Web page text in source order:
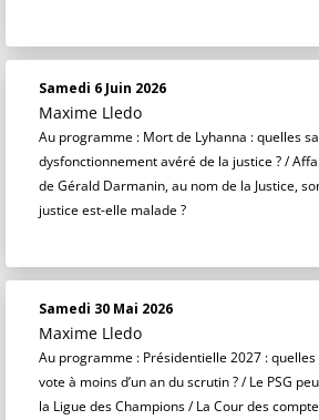
Samedi 6 Juin 2026
Maxime Lledo
Au programme : Mort de Lyhanna : quelles
dysfonctionnement avéré de la justice ? /
de Gérald Darmanin, au nom de la Justice,
justice est-elle malade ?
Samedi 30 Mai 2026
Maxime Lledo
Au programme : Présidentielle 2027 :
vote à moins d’un an du scrutin ? / Le PSG
la Ligue des Champions / La Cour des